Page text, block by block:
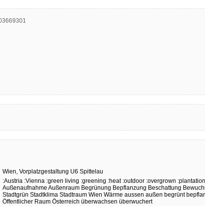
Wien, Vorplatzgestaltung U6 Spittelau
:Austria :Vienna :green living :greening :heat :outdoor :overgrown :plantation
Außenaufnahme Außenraum Begrünung Bepflanzung Beschattung
Stadtgrün Stadtklima Stadtraum Wien Wärme aussen außen begrünt
Öffentlicher Raum Österreich überwachsen überwuchert